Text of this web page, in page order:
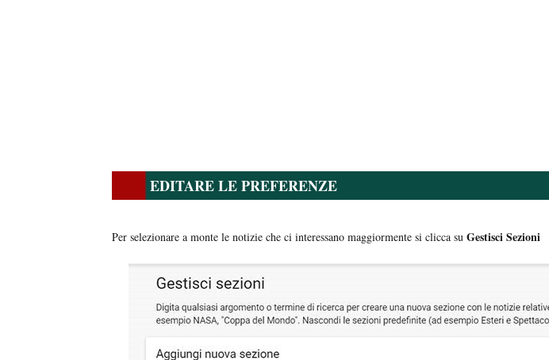
EDITARE LE PREFERENZE
Per selezionare a monte le notizie che ci interessano maggiormente si clicca su Gestisci Sezioni